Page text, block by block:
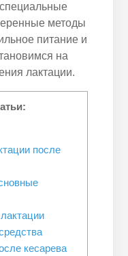
методы
питание и
на
лактации.
после
кесарева